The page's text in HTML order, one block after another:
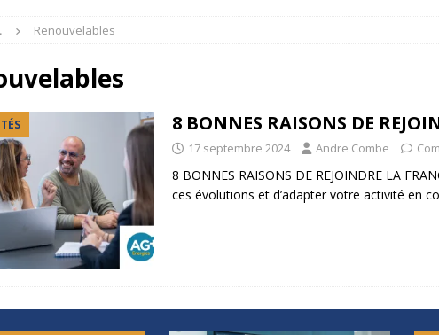
[ 30 septembre 2024 ]
[ 17 septembre 2024 ]
[ 12 février 2026 ] Vos états locaux de marché en 48h BLOG
Renouvelables
8 BONNES RAISONS DE
17 septembre 2024 Andre Combe
8 BONNES RAISONS DE REJOINDRE LA
ces évolutions et d’adapter votre activité en